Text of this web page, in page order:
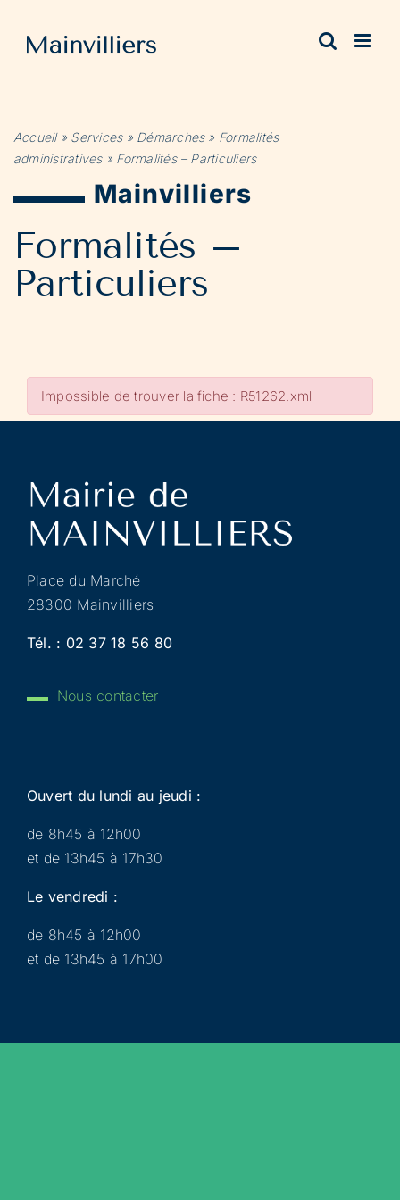
contenu
Accueil» Services» Démarches» Formalités
administratives» Formalités – Particuliers
Mainvilliers
Formalités –
Particuliers
Impossible de trouver la fiche : R51262.xml
Place du Marché
28300 Mainvilliers
Tél. : 02 37 18 56 80
Nous contacter
Ouvert du lundi au jeudi :
de 8h45 à 12h00
et de 13h45 à 17h30
Le vendredi :
de 8h45 à 12h00
et de 13h45 à 17h00